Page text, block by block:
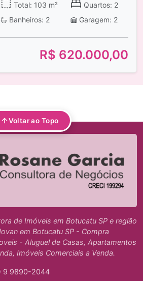
Total: 103 m²
Quartos: 2
Banheiros: 2 Garagem: 2
R$ 620.000,00
Voltar ao Topo
de Imóveis em Botucatu SP e região
em Botucatu SP - Compra
- Aluguel de Casas, Apartamentos
Imóveis Comerciais a Venda.
9 9890-2044